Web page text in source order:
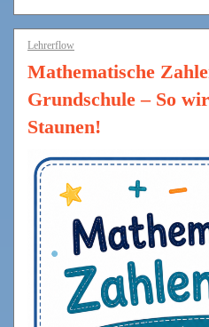
Lehrerflow
Mathematische
Grundschule – So
Staunen!